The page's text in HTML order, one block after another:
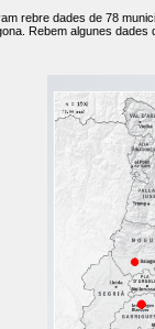
rebre dades de 78
Rebem algunes